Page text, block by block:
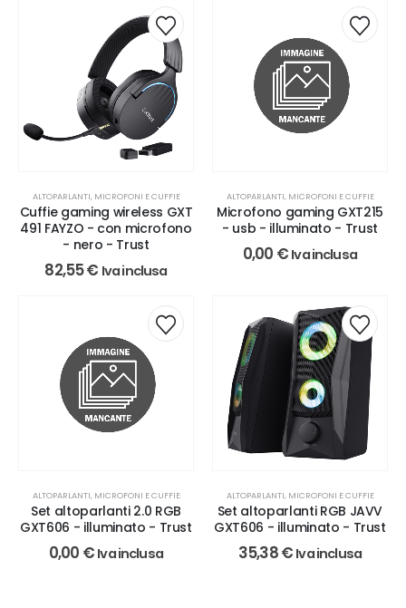
ALTOPARLANTI, MICROFONI E CUFFIE
Cuffie gaming wireless GXT
491 FAYZO - con microfono
- nero - Trust
82,55€ Iva inclusa
ALTOPARLANTI, MICROFONI E CUFFIE
Microfono gaming GXT215
- usb - illuminato - Trust
0,00 € Iva inclusa
ALTOPARLANTI, MICROFONI E CUFFIE
Set altoparlanti 2.0 RGB
GXT606 - illuminato - Trust
0,00 € Iva inclusa
ALTOPARLANTI, MICROFONI E CUFFIE
Set altoparlanti RGB JAVV
GXT606 - illuminato - Trust
35,38€ Iva inclusa